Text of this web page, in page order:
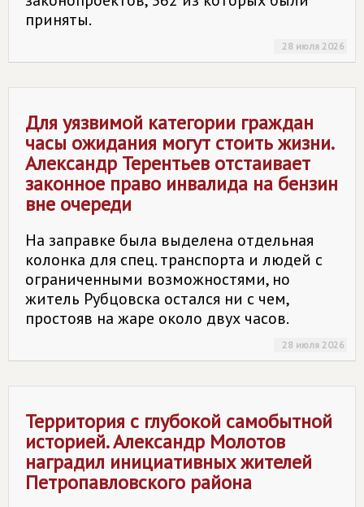
приняты.
28 июля 2026
Для уязвимой категории граждан
часы ожидания могут стоить жизни.
Александр Терентьев отстаивает
законное право инвалида на бензин
вне очереди
На заправке была выделена отдельная
колонка для спец. транспорта и людей с
ограниченными возможностями, но
житель Рубцовска остался ни с чем,
простояв на жаре около двух часов.
28 июля 2026
Территория с глубокой самобытной
историей. Александр Молотов
наградил инициативных жителей
Петропавловского района